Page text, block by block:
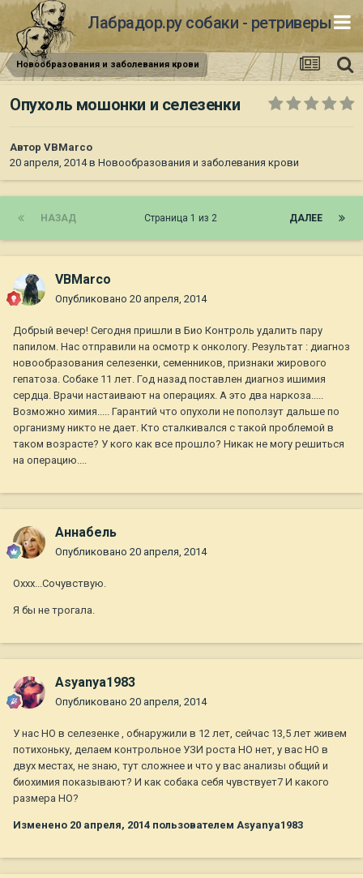
Лабрадор.ру собаки - ретриверы
Новообразования и заболевания крови
Опухоль мошонки и селезенки
Автор VBMarco
20 апреля, 2014в Новообразования и заболевания крови
НАЗАД ДАЛЕЕ
Страница 1 из 2
VBMarco
Опубликовано 20 апреля, 2014
Добрый вечер! Сегодня пришли в Био Контроль удалить пару
папилом. Нас отправили на осмотр к онкологу. Результат : диагноз
новообразования селезенки, семенников, признаки жирового
гепатоза. Собаке 11 лет. Год назад поставлен диагноз ишимия
сердца. Врачи настаивают на операциях. А это два наркоза.....
Возможно химия..... Гарантий что опухоли не поползут дальше по
организму никто не дает. Кто сталкивался с такой проблемой в
таком возрасте? У кого как все прошло? Никак не могу решиться
на операцию....
Aннaбель
Опубликовано 20 апреля, 2014
Оххх...Сочувствую.
Я бы не трогала.
Asyanya1983
Опубликовано 20 апреля, 2014
У нас НО в селезенке , обнаружили в 12 лет, сейчас 13,5 лет живем
потихоньку, делаем контрольное УЗИ роста НО нет, у вас НО в
двух местах, не знаю, тут сложнее и что у вас анализы общий и
биохимия показывают? И как собака себя чувствует7 И какого
размера НО?
Изменено 20 апреля, 2014 пользователем Asyanya1983